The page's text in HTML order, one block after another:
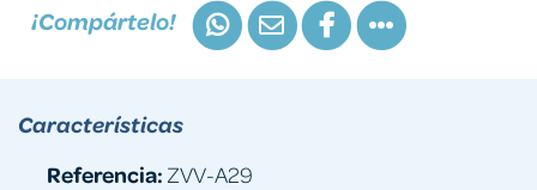
¡Compártelo!
Características
Referencia: ZVV-A29